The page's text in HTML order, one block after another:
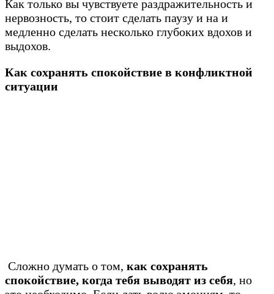
Как только вы чувствуете раздражительность и
нервозность, то стоит сделать паузу и на и
медленно сделать несколько глубоких вдохов и
выдохов.
Как сохранять спокойствие в конфликтной
ситуации
Сложно думать о том, как сохранять
спокойствие, когда тебя выводят из себя, но